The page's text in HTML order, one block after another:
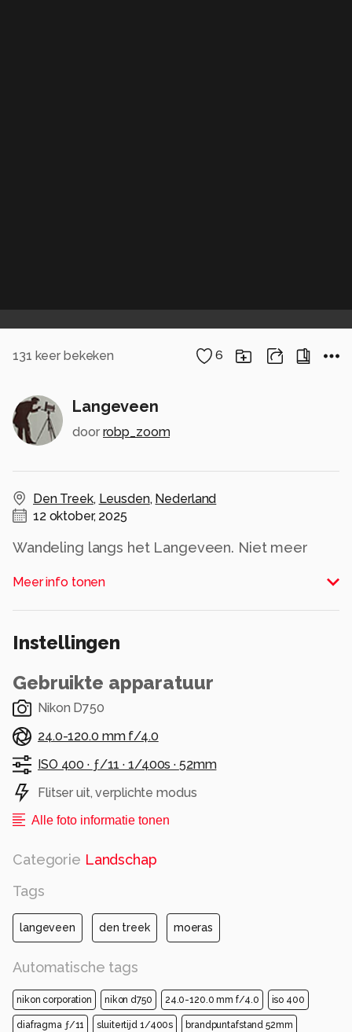
131 keer bekeken 6
Langeveen
door robp_zoom
Den Treek, Leusden, Nederland
12 oktober, 2025
Wandeling langs het Langeveen. Niet meer
weiland was.
Meer info tonen
Instellingen
Gebruikte apparatuur
Nikon D750
24.0-120.0 mm f/4.0
ISO 400 · ƒ/11 · 1/400s · 52mm
Flitser uit, verplichte modus
Alle foto informatie tonen
Categorie Landschap
Tags
langeveen den treek moeras
Automatische tags
nikon corporation nikon d750 24.0-120.0 mm f/4.0 iso 400
diafragma ƒ/11 sluitertijd 1/400s brandpuntafstand 52mm